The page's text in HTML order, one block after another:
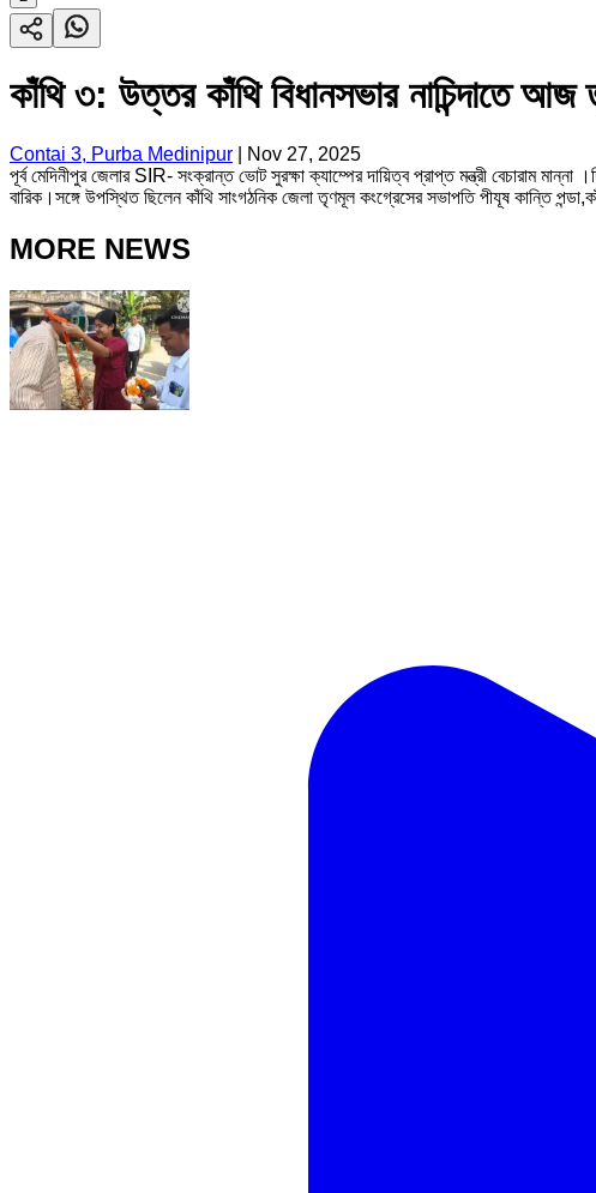
কাঁথি ৩: উত্তর কাঁথি বিধানসভার নাচিন্দাতে আজ
Contai 3, Purba Medinipur
Nov 27, 2025
পূর্ব মেদিনীপুর জেলার SIR- সংক্রান্ত ভোট সুরক্ষা ক্যাম্পের দায়িত্ব প্রাপ্ত মন্ত্রী বেচারাম মান্না
বারিক।সঙ্গে উপস্থিত ছিলেন কাঁথি সাংগঠনিক জেলা তৃণমূল কংগ্রেসের সভাপতি পীযূষ কান্তি
MORE NEWS